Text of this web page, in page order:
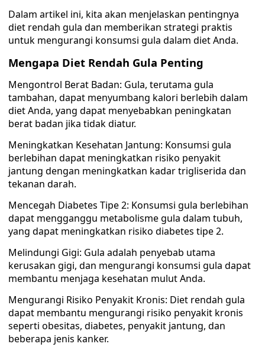
Dalam artikel ini, kita akan menjelaskan pentingnya
diet rendah gula dan memberikan strategi praktis
untuk mengurangi konsumsi gula dalam diet Anda.
Mengapa Diet Rendah Gula Penting
Mengontrol Berat Badan: Gula, terutama gula
tambahan, dapat menyumbang kalori berlebih dalam
diet Anda, yang dapat menyebabkan peningkatan
berat badan jika tidak diatur.
Meningkatkan Kesehatan Jantung: Konsumsi gula
berlebihan dapat meningkatkan risiko penyakit
jantung dengan meningkatkan kadar trigliserida dan
tekanan darah.
Mencegah Diabetes Tipe 2: Konsumsi gula berlebihan
dapat mengganggu metabolisme gula dalam tubuh,
yang dapat meningkatkan risiko diabetes tipe 2.
Melindungi Gigi: Gula adalah penyebab utama
kerusakan gigi, dan mengurangi konsumsi gula dapat
membantu menjaga kesehatan mulut Anda.
Mengurangi Risiko Penyakit Kronis: Diet rendah gula
dapat membantu mengurangi risiko penyakit kronis
seperti obesitas, diabetes, penyakit jantung, dan
beberapa jenis kanker.